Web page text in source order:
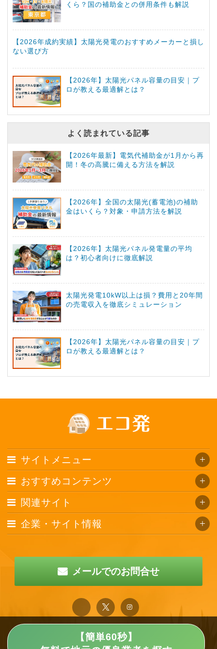
くら？国の補助金との併用条件も解説
【2026年成約実績】太陽光発電のおすすめメーカーと損し
ない選び方
【2026年】太陽光パネル容量の目安｜プ
ロが教える最適解とは？
よく読まれている記事
【2026年最新】電気代補助金が1月から再
開！冬の高騰に備える方法を解説
【2026年】全国の太陽光(蓄電池)の補助
金はいくら？対象・申請方法を解説
【2026年】太陽光パネル発電量の平均
は？初心者向けに徹底解説
太陽光発電10kW以上は損？費用と20年間
の売電収入を徹底シミュレーション
【2026年】太陽光パネル容量の目安｜プ
ロが教える最適解とは？
【簡単60秒】
サイトメニュー
おすすめコンテンツ
関連サイト
企業・サイト情報
メールでのお問合せ